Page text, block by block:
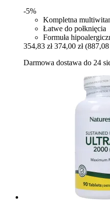
-5%
Kompletna
Łatwe do połknięcia
Formuła
354,83 zł 374,00 zł (887,08
Darmowa dostawa do 24